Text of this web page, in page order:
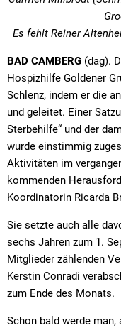
Es fehlt Reiner
BAD CAMBERG (dag).
Hospizhilfe Goldener
Schlenz, indem er die
und geleitet. Einer
Sterbehilfe“ und der
wurde einstimmig
Aktivitäten im
kommenden
Koordinatorin Ricarda
Sie setzte auch alle
sechs Jahren zum 1.
Mitglieder zählenden
Kerstin Conradi
zum Ende des Monats.
Schon bald werde